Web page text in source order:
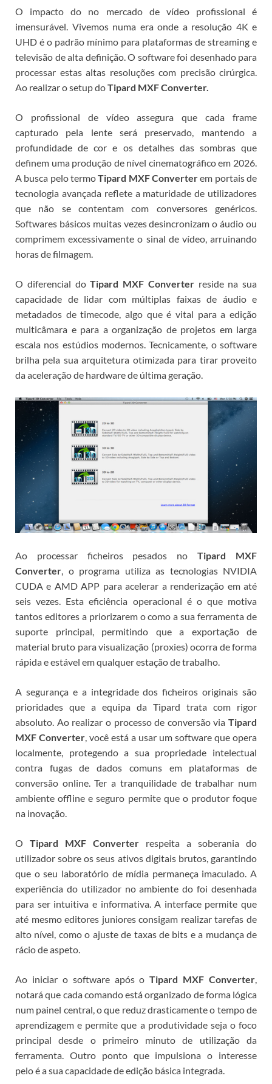
O impacto do no mercado de vídeo profissional é
imensurável. Vivemos numa era onde a resolução 4K e
UHD é o padrão mínimo para plataformas de streaming e
televisão de alta definição. O software foi desenhado para
processar estas altas resoluções com precisão cirúrgica.
Ao realizar o setup doTipard MXF Converter.
O profissional de vídeo assegura que cada frame
capturado pela lente será preservado, mantendo a
profundidade de cor e os detalhes das sombras que
definem uma produção de nível cinematográfico em 2026.
A busca pelo termoTipard MXF Converterem portais de
tecnologia avançada reflete a maturidade de utilizadores
que não se contentam com conversores genéricos.
Softwares básicos muitas vezes desincronizam o áudio ou
comprimem excessivamente o sinal de vídeo, arruinando
horas de filmagem.
O diferencial doTipard MXF Converterreside na sua
capacidade de lidar com múltiplas faixas de áudio e
metadados de timecode, algo que é vital para a edição
multicâmara e para a organização de projetos em larga
escala nos estúdios modernos.Tecnicamente, o software
brilha pela sua arquitetura otimizada para tirar proveito
da aceleração de hardware de última geração.
Ao processar ficheiros pesados noTipard MXF
Converter, o programa utiliza as tecnologias NVIDIA
CUDA e AMD APP para acelerar a renderização em até
seis vezes. Esta eficiência operacional é o que motiva
tantos editores a priorizarem ocomo a sua ferramenta de
suporte principal, permitindo que a exportação de
material bruto para visualização (proxies) ocorra de forma
rápida e estável em qualquer estação de trabalho.
A segurança e a integridade dos ficheiros originais são
prioridades que a equipa da Tipard trata com rigor
absoluto. Ao realizar o processo de conversão via Tipard
MXF Converter, você está a usar um software que opera
localmente, protegendo a sua propriedade intelectual
contra fugas de dados comuns em plataformas de
conversão online. Ter a tranquilidade de trabalhar num
ambiente offline e seguro permite que o produtor foque
na inovação.
O Tipard MXF Converter respeita a soberania do
utilizador sobre os seus ativos digitais brutos, garantindo
que o seu laboratório de mídia permaneça imaculado. A
experiência do utilizador no ambiente do foi desenhada
para ser intuitiva e informativa. A interface permite que
até mesmo editores juniores consigam realizar tarefas de
alto nível, como o ajuste de taxas de bits e a mudança de
rácio de aspeto.
Ao iniciar o software após oTipard MXF Converter,
notará que cada comando está organizado de forma lógica
num painel central, o que reduz drasticamente o tempo de
aprendizagem e permite que a produtividade seja o foco
principal desde o primeiro minuto de utilização da
ferramenta. Outro ponto que impulsiona o interesse
peloé a sua capacidade de edição básica integrada.